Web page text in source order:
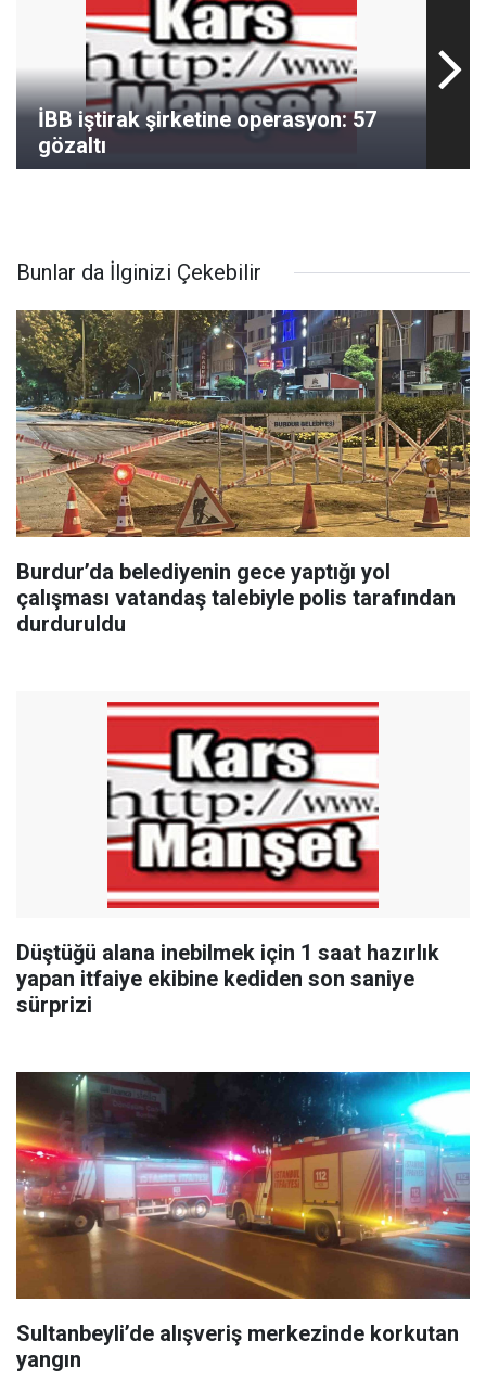
İBB iştirak şirketine operasyon: 57
gözaltı
Bunlar da İlginizi Çekebilir
Burdur’da belediyenin gece yaptığı yol
çalışması vatandaş talebiyle polis tarafından
durduruldu
Düştüğü alana inebilmek için 1 saat hazırlık
yapan itfaiye ekibine kediden son saniye
sürprizi
Sultanbeyli’de alışveriş merkezinde korkutan
yangın